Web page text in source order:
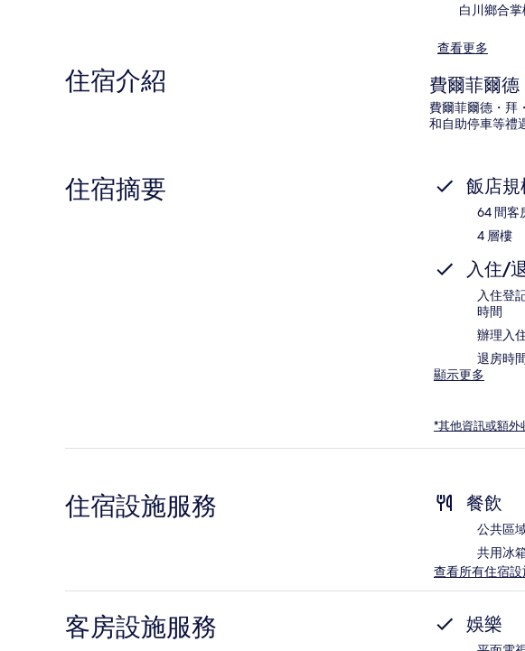
白川鄉合
查看更多
住宿介紹 費爾菲爾
費爾菲爾德・拜
和自助停車等禮
住宿摘要 飯店規
64 間客
4 層樓
入住/
入住登
時間
辦理入
退房時
顯示更多
*其他資訊或額外
住宿設施服務 餐飲
公共區
共用冰
查看所有住宿設
客房設施服務 娛樂